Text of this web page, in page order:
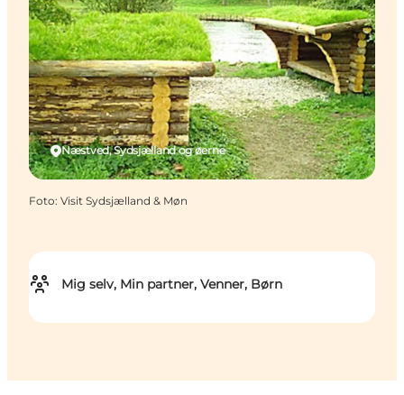
Mig selv, Min partner, Venner, Børn
Næstved, Sydsjælland og øerne
Foto: Visit Sydsjælland & Møn